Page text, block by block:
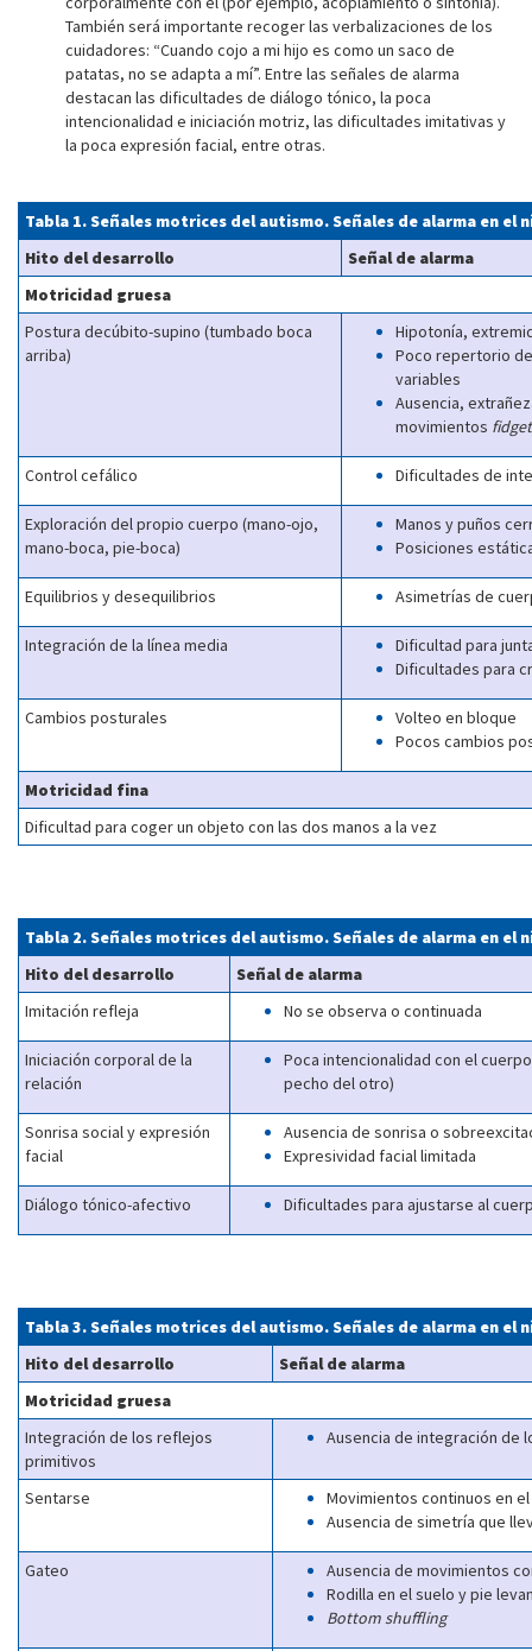
También será importante recoger las verbalizaciones de los
cuidadores: “Cuando cojo a mi hijo es como un saco de
patatas, no se adapta a mí”. Entre las señales de alarma
destacan las dificultades de diálogo tónico, la poca
intencionalidad e iniciación motriz, las dificultades imitativas y
la poca expresión facial, entre otras.
Tabla 1. Señales motrices del autismo. Señales de alarma en el
Hito del desarrollo
Señal de alarma
Motricidad gruesa
Postura decúbito-supino (tumbado boca
arriba)
Hipotonía,
Poco repertorio
variables
Ausencia,
movimientos
Control cefálico Dificultades de
Exploración del propio cuerpo (mano-ojo,
mano-boca, pie-boca)
Manos y puños
Posiciones
Equilibrios y desequilibrios Asimetrías de
Integración de la línea media
Dificultad para
Dificultades para
Cambios posturales
Volteo en bloque
Pocos cambios
Motricidad fina
Dificultad para coger un objeto con las dos manos a la vez
Tabla 2. Señales motrices del autismo. Señales de alarma en el
Hito del desarrollo
Señal de alarma
Imitación refleja
No se observa o continuada
Iniciación corporal de la
relación
Poca intencionalidad con el
pecho del otro)
Sonrisa social y expresión
facial
Ausencia de sonrisa o
Expresividad facial limitada
Diálogo tónico-afectivo Dificultades para ajustarse al
Tabla 3. Señales motrices del autismo. Señales de alarma en el
Hito del desarrollo
Señal de alarma
Motricidad gruesa
Integración de los reflejos
primitivos
Ausencia de integración de
Sentarse
Movimientos continuos en
Ausencia de simetría que
Gateo
Ausencia de movimientos
Rodilla en el suelo y pie
Bottom shuffling